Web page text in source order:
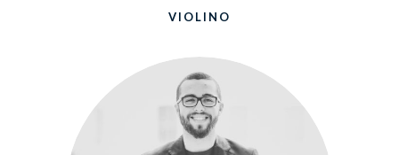
VIOLINO